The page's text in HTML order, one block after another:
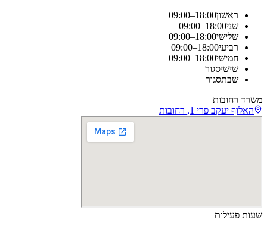
ראשון09:00–18:00
שני09:00–18:00
שלישי09:00–18:00
רביעי09:00–18:00
חמישי09:00–18:00
שישיסגור
שבתסגור
משרד רחובות
האלוף יעקב פרי 1, רחובות
שעות פעילות